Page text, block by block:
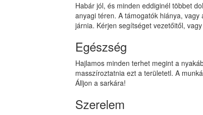
Habár jól, és minden eddiginél többet
anyagi téren. A támogatók hiánya,
járnia. Kérjen segítséget vezetőitől,
Egészség
Hajlamos minden terhet megint a
masszíroztatnia ezt a területetl. A
Álljon a sarkára!
Szerelem